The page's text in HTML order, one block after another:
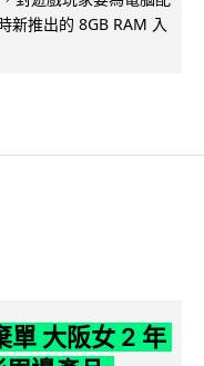
新推出的 8GB RAM 入
單 大阪女 2 年